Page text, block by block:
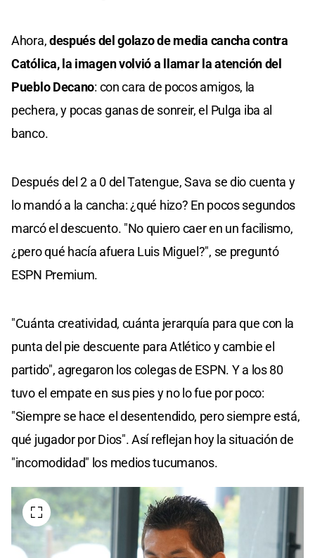
Ahora,después del golazo de media cancha contra
Católica, la imagen volvió a llamar la atención del
Pueblo Decano: con cara de pocos amigos, la
pechera, y pocas ganas de sonreir, el Pulga iba al
banco.
Después del 2 a 0 del Tatengue, Sava se dio cuenta y
lo mandó a la cancha: ¿qué hizo? En pocos segundos
marcó el descuento. "No quiero caer en un facilismo,
¿pero qué hacía afuera Luis Miguel?", se preguntó
ESPN Premium.
"Cuánta creatividad, cuánta jerarquía para que con la
punta del pie descuente para Atlético y cambie el
partido", agregaron los colegas de ESPN. Y a los 80
tuvo el empate en sus pies y no lo fue por poco:
"Siempre se hace el desentendido, pero siempre está,
qué jugador por Dios". Así reflejan hoy la situación de
"incomodidad" los medios tucumanos.